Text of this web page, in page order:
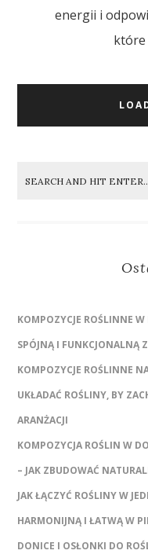
energii i
które
KOMPOZYCJE ROŚLINNE
SPÓJNĄ I FUNKCJONALNĄ
KOMPOZYCJE ROŚLINNE
UKŁADAĆ ROŚLINY, BY
ARANŻACJI
KOMPOZYCJA ROŚLIN W
– JAK ZBUDOWAĆ
JAK ŁĄCZYĆ ROŚLINY W
HARMONIJNĄ I ŁATWĄ W
DONICE I OSŁONKI DO